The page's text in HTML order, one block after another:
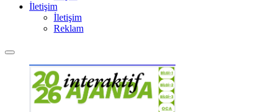
İletişim
İletişim
Reklam